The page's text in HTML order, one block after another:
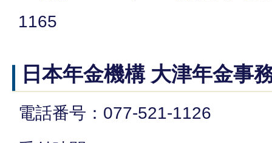
1165
日本年金機構 大津年金事
電話番号：077-521-1126